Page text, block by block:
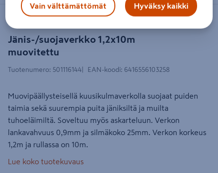
Jänis-/suojaverkko 1,2x10m
muovitettu
Tuotenumero: 501116144 EAN-koodi: 6416556103258
Muovipäällysteisellä kuusikulmaverkolla suojaat puiden
taimia sekä suurempia puita jäniksiltä ja muilta
tuhoeläimiltä. Soveltuu myös askarteluun. Verkon
lankavahvuus 0,9mm ja silmäkoko 25mm. Verkon korkeus
1,2m ja rullassa on 10m.
Lue koko tuotekuvaus
Vain välttämättömät Hyväksy kaikki